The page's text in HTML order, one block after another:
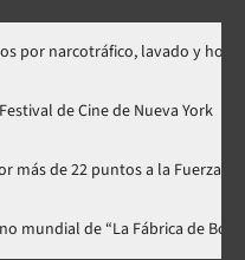
lavado y homicidio
en el Festival de Cine de
puntos a la Fuerza del Pueblo
y el estreno mundial de “La